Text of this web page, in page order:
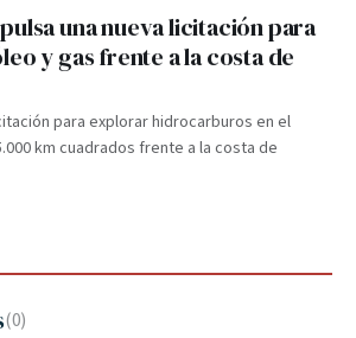
una nueva licitación para
y gas frente a la costa de
para explorar hidrocarburos en el
km cuadrados frente a la costa de
(0)